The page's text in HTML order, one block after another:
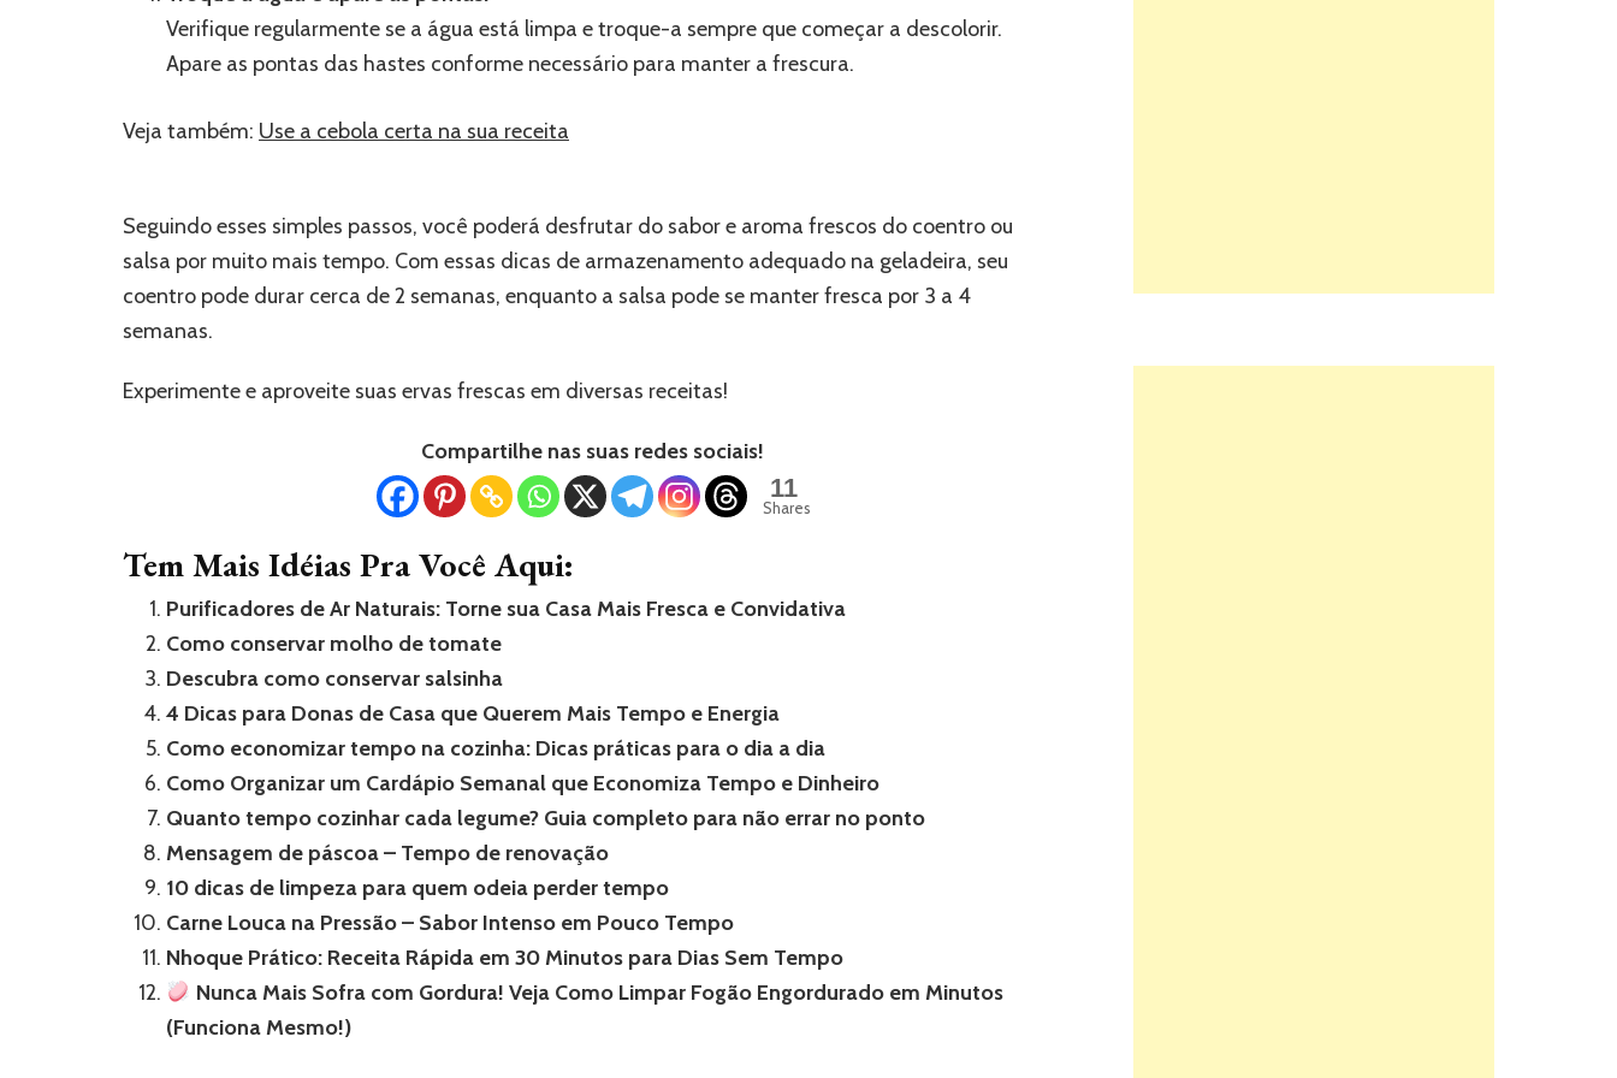
Verifique regularmente se a água está limpa e troque-a sempre que começar a descolorir.
Apare as pontas das hastes conforme necessário para manter a frescura.
Veja também: Use a cebola certa na sua receita
Seguindo esses simples passos, você poderá desfrutar do sabor e aroma frescos do coentro ou
salsa por muito mais tempo. Com essas dicas de armazenamento adequado na geladeira, seu
coentro pode durar cerca de 2 semanas, enquanto a salsa pode se manter fresca por 3 a 4
semanas.
Experimente e aproveite suas ervas frescas em diversas receitas!
Compartilhe nas suas redes sociais!
11
Shares
Tem Mais Idéias Pra Você Aqui:
Purificadores de Ar Naturais: Torne sua Casa Mais Fresca e Convidativa
Como conservar molho de tomate
Descubra como conservar salsinha
4 Dicas para Donas de Casa que Querem Mais Tempo e Energia
Como economizar tempo na cozinha: Dicas práticas para o dia a dia
Como Organizar um Cardápio Semanal que Economiza Tempo e Dinheiro
Quanto tempo cozinhar cada legume? Guia completo para não errar no ponto
Mensagem de páscoa – Tempo de renovação
10 dicas de limpeza para quem odeia perder tempo
Carne Louca na Pressão – Sabor Intenso em Pouco Tempo
Nhoque Prático: Receita Rápida em 30 Minutos para Dias Sem Tempo
Nunca Mais Sofra com Gordura! Veja Como Limpar Fogão Engordurado em Minutos
(Funciona Mesmo!)